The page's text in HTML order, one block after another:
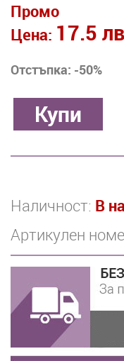
Промо
Цена: 17.5
Отстъпка: -50%
Наличност: В
Артикулен